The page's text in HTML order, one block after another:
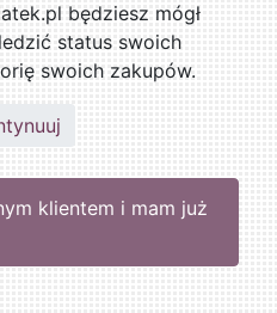
będziesz mógł
status swoich
swoich zakupów.
klientem i mam już